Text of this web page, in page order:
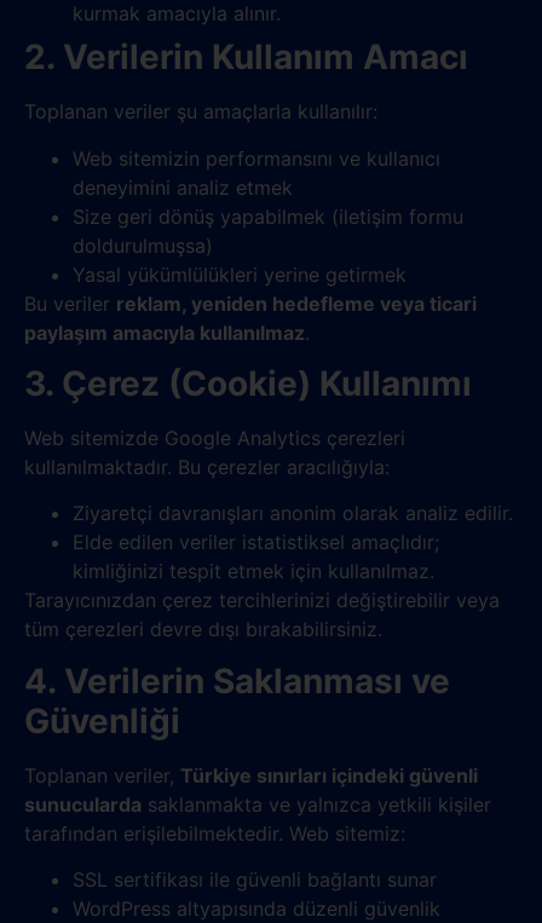
kurmak amacıyla alınır.
2. Verilerin Kullanım Amacı
Toplanan veriler şu amaçlarla kullanılır:
Web sitemizin performansını ve kullanıcı
deneyimini analiz etmek
Size geri dönüş yapabilmek (iletişim formu
doldurulmuşsa)
Yasal yükümlülükleri yerine getirmek
Bu veriler reklam, yeniden hedefleme veya ticari
paylaşım amacıyla kullanılmaz.
3. Çerez (Cookie) Kullanımı
Web sitemizde Google Analytics çerezleri
kullanılmaktadır. Bu çerezler aracılığıyla:
Ziyaretçi davranışları anonim olarak analiz edilir.
Elde edilen veriler istatistiksel amaçlıdır;
kimliğinizi tespit etmek için kullanılmaz.
Tarayıcınızdan çerez tercihlerinizi değiştirebilir veya
tüm çerezleri devre dışı bırakabilirsiniz.
4. Verilerin Saklanması ve
Güvenliği
Toplanan veriler, Türkiye sınırları içindeki güvenli
sunucularda saklanmakta ve yalnızca yetkili kişiler
tarafından erişilebilmektedir. Web sitemiz:
SSL sertifikası ile güvenli bağlantı sunar
WordPress altyapısında düzenli güvenlik